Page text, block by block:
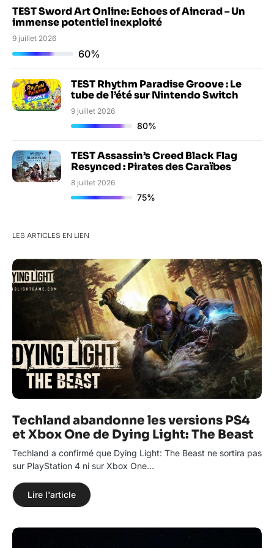
TEST Sword Art Online: Echoes of Aincrad – Un
immense potentiel inexploité
9 juillet 2026
60%
TEST Rhythm Paradise Groove : Le
tube de l’été sur Nintendo Switch
9 juillet 2026
80%
TEST Assassin’s Creed Black Flag
Resynced : Pirates des Caraïbes
8 juillet 2026
75%
LES ARTICLES EN LIEN
Techland abandonne les versions PS4
et Xbox One de Dying Light: The Beast
Techland a confirmé que Dying Light: The Beast ne sortira pas
sur PlayStation 4 ni sur Xbox One…
Lire l'article